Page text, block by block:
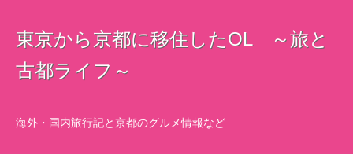
東京から京都に移住したOL ～旅と
古都ライフ～
海外・国内旅行記と京都のグルメ情報など